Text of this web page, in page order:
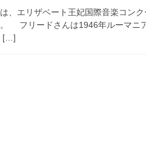
、エリザベート王妃国際音楽コン
フリードさんは1946年ルーマニ
[…]